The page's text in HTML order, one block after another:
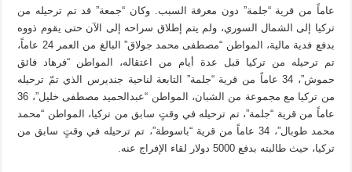
عاماً من قرية “جلمة” دون معرفة السبب. وكان “جمعة” قد تم ترحيله من
تركيا إلى الشمال السوري، ولم يتم إطلاق سراحه إلى الآن حتى يقوم ذووه
بدفع فدية مالية، المواطن “مصطفى محمد جولاق” البالغ من العمر 24 عاماً،
تم ترحيله من تركيا قبل عدة أيام من اعتقاله، المواطن “فرهاد فائق
حموش”، 34 عاماً من قرية “جلمة” التابعة لناحية جنديرس الذي تمّ ترحيله
من تركيا مع مجموعة من الشبان، المواطن “عبدالحميد مصطفى خليل”، 36
عاماً من قرية “جلمة”، تم ترحيله في وقتٍ سابق من تركيا، المواطن “محمد
محمد طوبال”، 34 عاماً من قرية “باسوطة”، تم ترحيله في وقتٍ سابق من
تركيا، حيث طالبته بدفع 5000 دولار لقاء الإفراج عنه.